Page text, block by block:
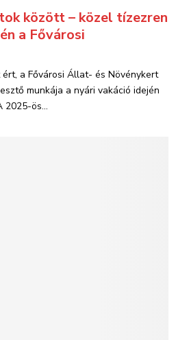
között – közel tízezren
a Fővárosi
a Fővárosi Állat- és Növénykert
munkája a nyári vakáció idején
2025-ös...